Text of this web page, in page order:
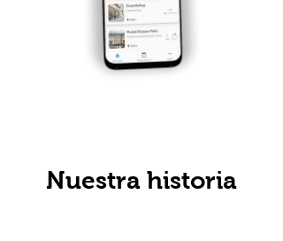
Nuestra historia